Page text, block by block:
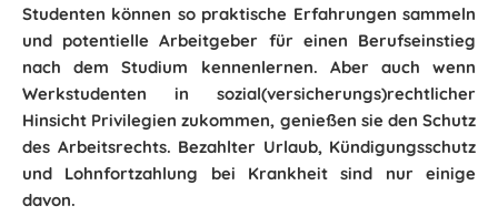
Studenten können so praktische Erfahrungen sammeln
und potentielle Arbeitgeber für einen Berufseinstieg
nach dem Studium kennenlernen. Aber auch wenn
Werkstudenten in sozial(versicherungs)rechtlicher
Hinsicht Privilegien zukommen, genießen sie den Schutz
des Arbeitsrechts. Bezahlter Urlaub, Kündigungsschutz
und Lohnfortzahlung bei Krankheit sind nur einige
davon.